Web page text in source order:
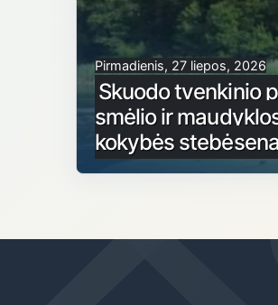
Pirmadienis, 27 liepos, 2026
Skuodo tvenkinio
smėlio ir
kokybės